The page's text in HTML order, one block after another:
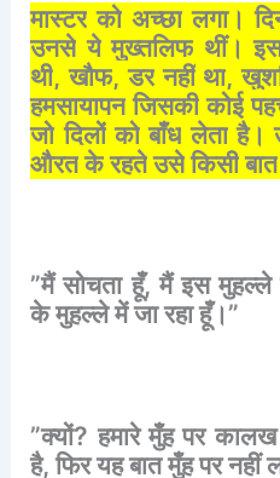
मास्टर को अच्छा लगा।
उनसे ये मुख्तलिफ थीं।
थी,खौफ,डर नहीं था,
हमसायापन जिसकी कोई
जो दिलों को बाँध लेता है।
औरत के रहते उसे किसी बात
”मैं सोचता हूँ,मैं इस मुहल्ले
केमुहल्लेमेंजारहाहूँ।”
”क्यों?हमारे मुँह पर कालख
है,फिरयहबातमुँहपरनहीं